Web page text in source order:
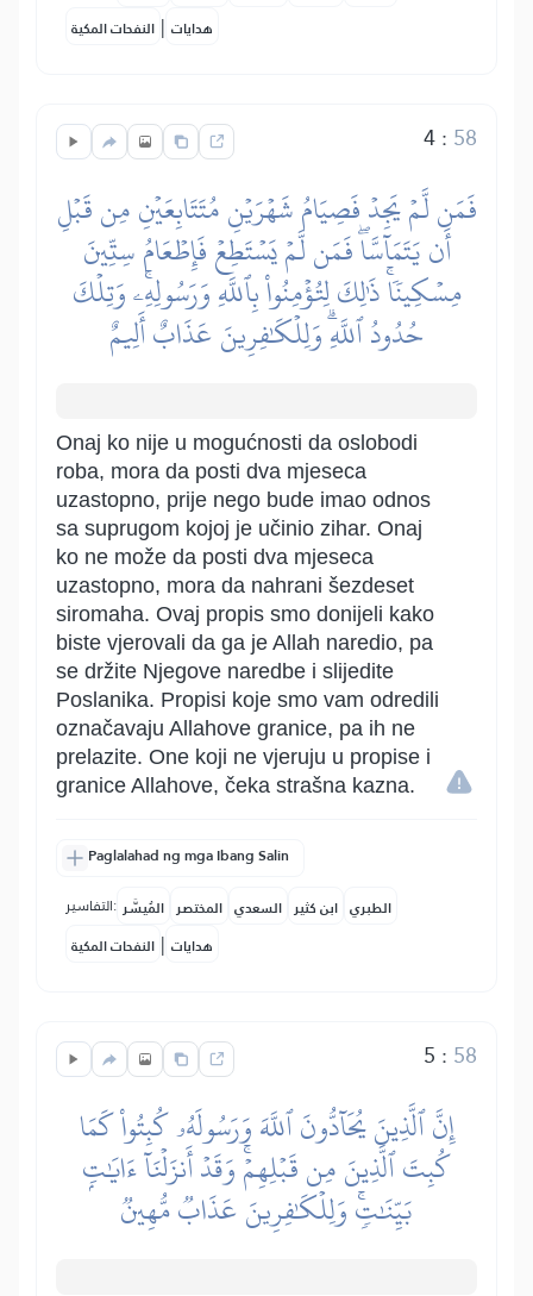
النفحات المكية | هدايات
4: 58
فَمَن لَّمۡ يَجِدۡ فَصِيَامُ شَهۡرَيۡنِ مُتَتَابِعَيۡنِ مِن قَبۡلِ
أَن يَتَمَآسَّاۖ فَمَن لَّمۡ يَسۡتَطِعۡ فَإِطۡعَامُ سِتِّينَ
مِسۡكِينٗاۚ ذَٰلِكَ لِتُؤۡمِنُواْ بِٱللَّهِ وَرَسُولِهِۦۚ وَتِلۡكَ
حُدُودُ ٱللَّهِۗ وَلِلۡكَٰفِرِينَ عَذَابٌ أَلِيمٌ
Onaj ko nije u mogućnosti da oslobodi
roba, mora da posti dva mjeseca
uzastopno, prije nego bude imao odnos
sa suprugom kojoj je učinio zihar. Onaj
ko ne može da posti dva mjeseca
uzastopno, mora da nahrani šezdeset
siromaha. Ovaj propis smo donijeli kako
biste vjerovali da ga je Allah naredio, pa
se držite Njegove naredbe i slijedite
Poslanika. Propisi koje smo vam odredili
označavaju Allahove granice, pa ih ne
prelazite. One koji ne vjeruju u propise i
granice Allahove, čeka strašna kazna.
Paglalahad ng mga Ibang Salin
التفاسير: المُيسَّر المختصر السعدي ابن كثير الطبري
النفحات المكية | هدايات
5 : 58
إِنَّ ٱلَّذِينَ يُحَآدُّونَ ٱللَّهَ وَرَسُولَهُۥ كُبِتُواْ كَمَا
كُبِتَ ٱلَّذِينَ مِن قَبۡلِهِمۡۚ وَقَدۡ أَنزَلۡنَآ ءَايَٰتِۭ
بَيِّنَٰتٖۚ وَلِلۡكَٰفِرِينَ عَذَابٞ مُّهِينٞ